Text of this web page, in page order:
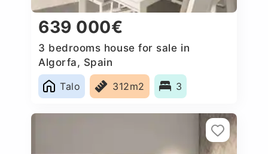
639 000€
3 bedrooms house for sale in
Algorfa, Spain
Talo
312m2 3